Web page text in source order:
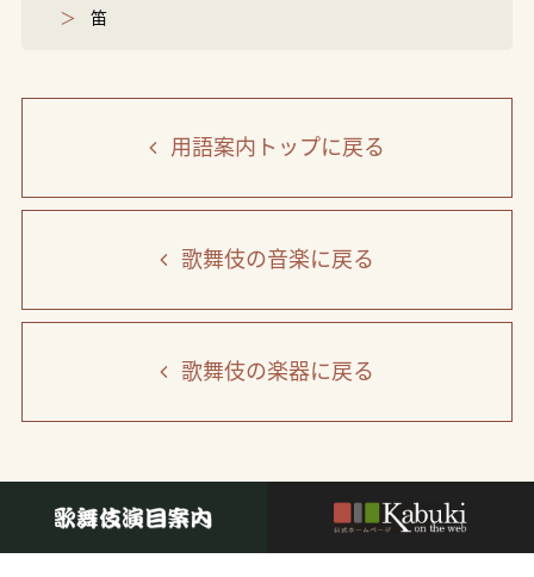
笛
用語案内トップに戻る
歌舞伎の音楽に戻る
歌舞伎の楽器に戻る